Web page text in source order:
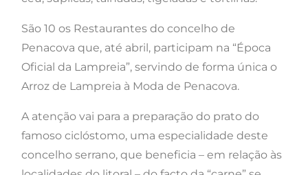
São 10 os Restaurantes do concelho de
Penacova que, até abril, participam na “Época
Oficial da Lampreia”, servindo de forma única o
Arroz de Lampreia à Moda de Penacova.
A atenção vai para a preparação do prato do
famoso ciclóstomo, uma especialidade deste
concelho serrano, que beneficia – em relação às